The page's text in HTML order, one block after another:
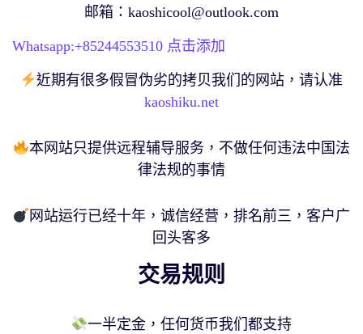
邮箱： kaoshicool@outlook.com
Whatsapp:+85244553510 点击添加
近期有很多假冒伪劣的拷贝我们的网站，请认准
kaoshiku.net
本网站只提供远程辅导服务，不做任何违法中国法
律法规的事情
网站运行已经十年，诚信经营，排名前三，客户广
回头客多
交易规则
一半定金，任何货币我们都支持